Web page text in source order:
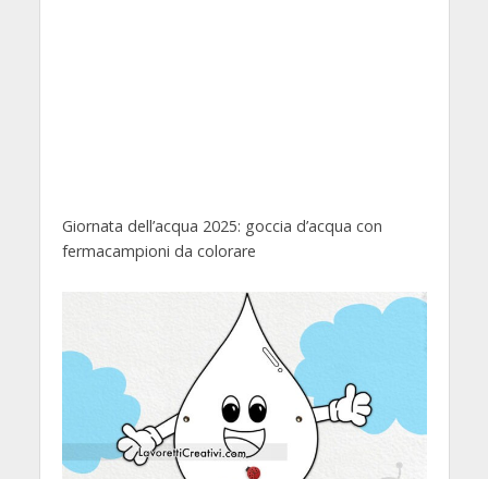
Giornata dell’acqua 2025: goccia d’acqua con
fermacampioni da colorare